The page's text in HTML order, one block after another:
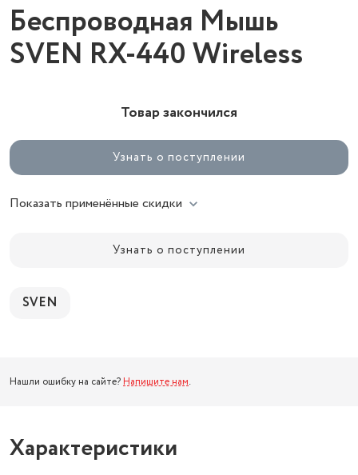
Беспроводная Мышь
SVEN RX-440 Wireless
Товар закончился
Узнать о поступлении
Показать применённые скидки
Узнать о поступлении
SVEN
Нашли ошибку на сайте? Напишите нам.
Характеристики